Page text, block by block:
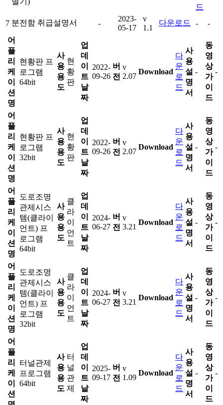
드
7 분전함 취급설명서 -
2023-
05-17
v
1.1
다운로드 -
-
어
플
리
케
이
션
명
현황판 프
로그램
64bit
사
용
용
도
현
황
판
업
데
이
트
날
짜
2022-
09-26
버
전
v
2.07
Download
다
운
로
드
사
용
설
명
서
-
동
영
상
가
이
드
-
어
플
리
케
이
션
명
현황판 프
로그램
32bit
사
용
용
도
현
황
판
업
데
이
트
날
짜
2022-
09-26
버
전
v
2.07
Download
다
운
로
드
사
용
설
명
서
-
동
영
상
가
이
드
-
어
플
리
케
이
션
명
도로조명
관제시스
템(클라이
언트) 프
로그램
64bit
사
용
용
도
클
라
이
언
트
업
데
이
트
날
짜
2024-
06-27
버
전
v
3.21
Download
다
운
로
드
사
용
설
명
서
-
동
영
상
가
이
드
-
어
플
리
케
이
션
명
도로조명
관제시스
템(클라이
언트) 프
로그램
32bit
사
용
용
도
클
라
이
언
트
업
데
이
트
날
짜
2024-
06-27
버
전
v
3.21
Download
다
운
로
드
사
용
설
명
서
-
동
영
상
가
이
드
-
어
플
리
케
이
션
터널관제
프로그램
64bit
사
용
용
도
터
널
관
제
업
데
이
트
날
짜
2025-
09-17
버
전
v
1.09
Download
다
운
로
드
사
용
설
명
서
-
동
영
상
가
이
드
-